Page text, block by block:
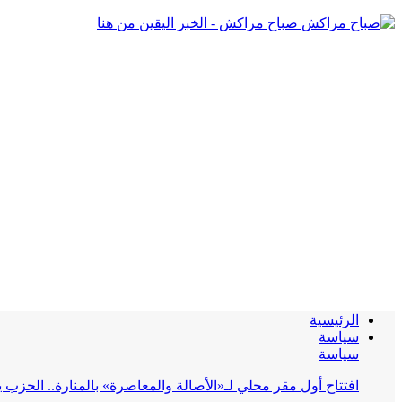
صباح مراكش - الخبر اليقين من هنا
الرئيسية
سياسة
سياسة
افتتاح أول مقر محلي لـ«الأصالة والمعاصرة» بالمنارة..